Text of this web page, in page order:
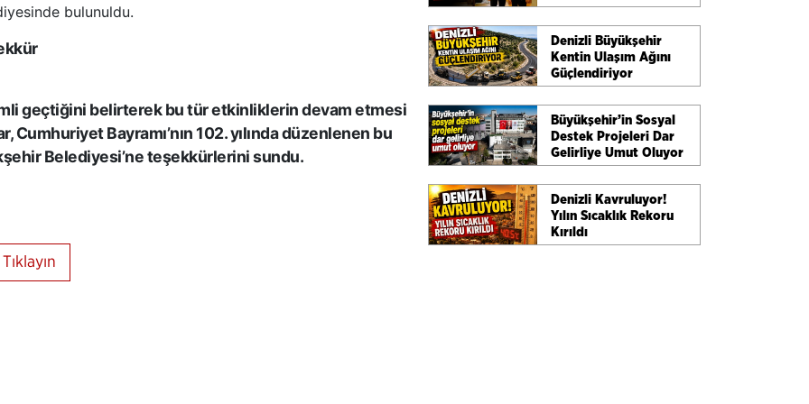
bulunuldu.
geçtiğini belirterek bu tür etkinliklerin devam etmesi
Cumhuriyet Bayramı’nın 102. yılında düzenlenen bu
Belediyesi’ne teşekkürlerini sundu.
Masaya Yatırıldı
Denizli Büyükşehir
Kentin Ulaşım Ağını
Güçlendiriyor
Büyükşehir’in Sosyal
Destek Projeleri Dar
Gelirliye Umut Oluyor
Denizli Kavruluyor!
Yılın Sıcaklık Rekoru
Kırıldı